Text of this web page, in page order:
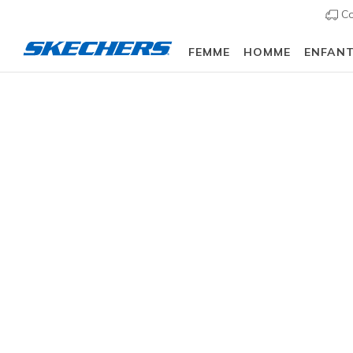
FEMME HOMME ENFANT